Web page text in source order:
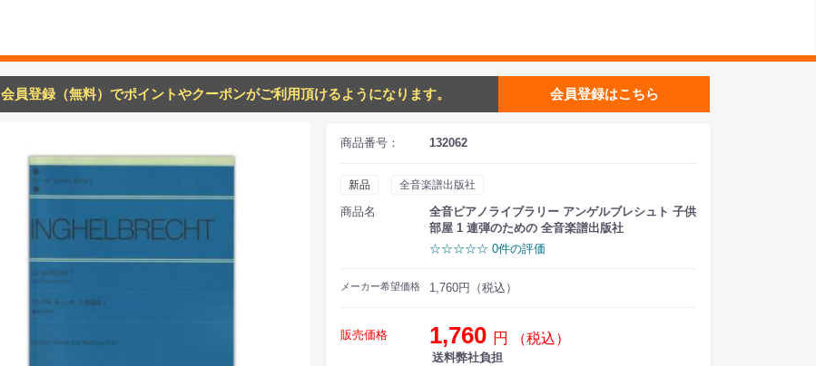
会員登録（無料）でポイントやクーポンがご利用頂けるようになります。 会員登録はこちら
商品番号： 132062
新品 全音楽譜出版社
商品名
全音ピアノライブラリー アンゲルブレシュト 子供
部屋 1 連弾のための 全音楽譜出版社
☆☆☆☆☆ 0件の評価
メーカー希望価格 1,760円（税込）
販売価格 1,760 円 （税込）
送料弊社負担